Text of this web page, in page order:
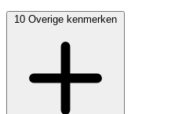
10 Overige kenmerken